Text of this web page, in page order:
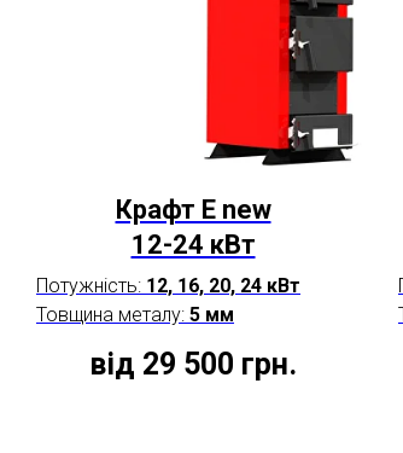
Крафт E new
12-24 кВт
Потужність: 12, 16, 20, 24 кВт
Товщина металу: 5 мм
від 29 500 грн.